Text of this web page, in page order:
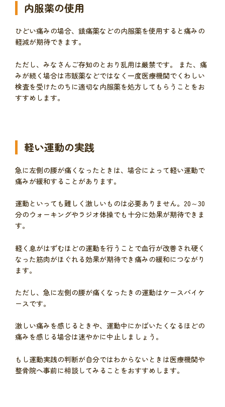
内服薬の使用
ひどい痛みの場合、鎮痛薬などの内服薬を使用すると痛みの
軽減が期待できます。
ただし、みなさんご存知のとおり乱用は厳禁です。 また、痛
みが続く場合は市販薬などではなく一度医療機関でくわしい
検査を受けたのちに適切な内服薬を処方してもらうことをお
すすめします。
軽い運動の実践
急に左側の腰が痛くなったときは、場合によって軽い運動で
痛みが緩和することがあります。
運動といっても難しく激しいものは必要ありません。20～30
分のウォーキングやラジオ体操でも十分に効果が期待できま
す。
軽く息がはずむほどの運動を行うことで血行が改善され硬く
なった筋肉がほぐれる効果が期待でき痛みの緩和につながり
ます。
ただし、急に左側の腰が痛くなったきの運動はケースバイケ
ースです。
激しい痛みを感じるときや、運動中にかばいたくなるほどの
痛みを感じる場合は速やかに中止しましょう。
もし運動実践の判断が自分ではわからないときは医療機関や
整骨院へ事前に相談してみることをおすすめします。